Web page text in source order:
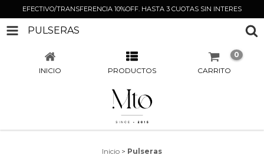
EFECTIVO/TRANSFERENCIA 10%OFF. HASTA 3 CUOTAS SIN INTERES
PULSERAS
INICIO PRODUCTOS CARRITO
0
Inicio > Pulseras